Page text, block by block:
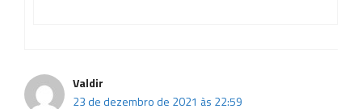
Valdir
23 de dezembro de 2021 às 22:59